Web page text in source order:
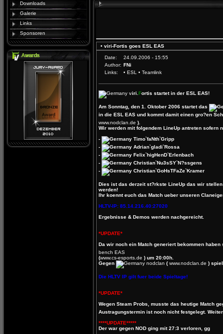
Downloads
Galerie
Links
Sponsoren
• viri-Fortis goes ESL EAS
Date:
24.09.2006 - 15:55
Author: FNi
Links:
• ESL • Teamlink
viri.Fortis startet in der ESL EAS!
Am Sonntag, den 1. Oktober 2006 startet das
in die ESL EAS und kommt damit einen gro?en
www.nodclan.de ).
Wir werden mit folgendem LineUp antreten sofern
-
Timo`faNth`Gripp
-
Adrian`gladi`Rossa
-
Felix`higHenD`Erlenbach
-
Christian`Nu3sSY`N?ssgens
-
Christian`GoHsTFaZe`Kramer
Dies ist das derzeit st?rkste LineUp das wir
werden!
Ihr koennt euch das Match ueber unseren
HLTV-IP: 85.14.216.40:27020
Ergebnisse & Demos werden nachgereicht.
*UPDATE*
Da wir noch ein Match generiert bekommen
bench EAS
(www.cs-esports.de ) um 20:00h.
Gegen
nodclan ( www.nodclan.de )
Die HLTV IP gilt fuer beide Spieltage!
*UPDATE*
Wegen Steam Probs, musste das heutige Match
Austragungstermin ist noch nicht festgelegt.
****UPDATE*****
Der war gegen NOD ging mit 27:3 verloren, gg